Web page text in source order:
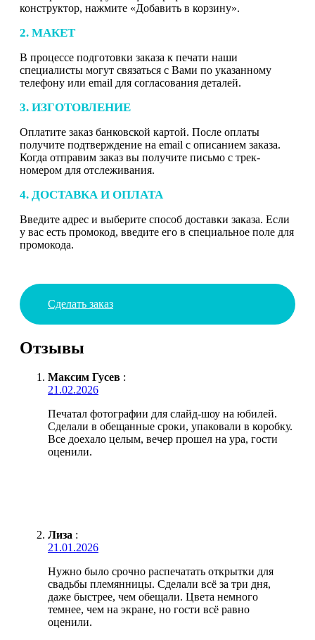
конструктор, нажмите «Добавить в корзину».
2. МАКЕТ
В процессе подготовки заказа к печати наши
специалисты могут связаться с Вами по указанному
телефону или email для согласования деталей.
3. ИЗГОТОВЛЕНИЕ
Оплатите заказ банковской картой. После оплаты
получите подтверждение на email с описанием заказа.
Когда отправим заказ вы получите письмо с трек-
номером для отслеживания.
4. ДОСТАВКА И ОПЛАТА
Введите адрес и выберите способ доставки заказа. Если
у вас есть промокод, введите его в специальное поле для
промокода.
Сделать заказ
Отзывы
Максим Гусев :
21.02.2026
Печатал фотографии для слайд-шоу на юбилей.
Сделали в обещанные сроки, упаковали в коробку.
Все доехало целым, вечер прошел на ура, гости
оценили.
Лиза :
21.01.2026
Нужно было срочно распечатать открытки для
свадьбы племянницы. Сделали всё за три дня,
даже быстрее, чем обещали. Цвета немного
темнее, чем на экране, но гости всё равно
оценили.